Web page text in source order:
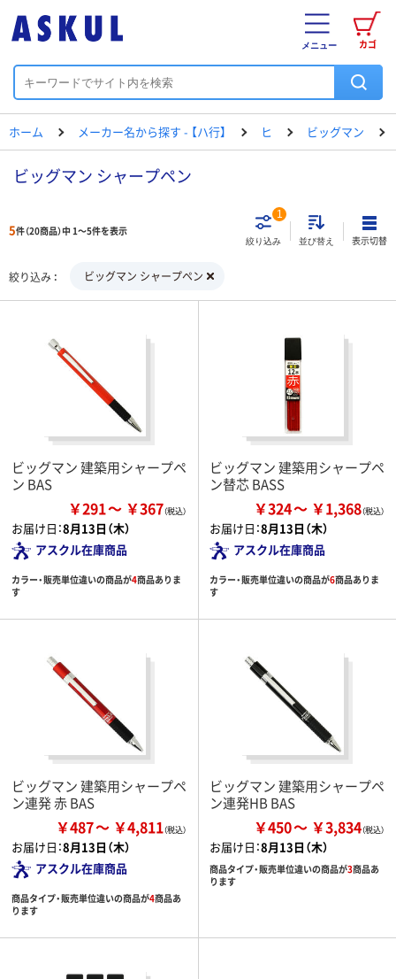
カゴ
メニュー
ホーム メーカー名から探す - 【ハ行】 ヒ ビッグマン
ビッグマン シャープペン
5件（20商品）中 1～5件を表示
絞り込み
1
並び替え 表示切替
絞り込み ビッグマン シャープペン
ビッグマン 建築用シャープペ
ン BAS
￥291 ￥367
お届け日：8月13日（木）
アスクル在庫商品
カラー・販売単位違いの商品が4商品ありま
す
ビッグマン 建築用シャープペ
ン替芯 BASS
￥324 ￥1,368
お届け日：8月13日（木）
アスクル在庫商品
カラー・販売単位違いの商品が6商品ありま
す
ビッグマン 建築用シャープペ
ン連発 赤 BAS
￥487 ￥4,811
お届け日：8月13日（木）
アスクル在庫商品
商品タイプ・販売単位違いの商品が4商品あ
ります
ビッグマン 建築用シャープペ
ン連発HB BAS
￥450 ￥3,834
お届け日：8月13日（木）
商品タイプ・販売単位違いの商品が3商品あ
ります